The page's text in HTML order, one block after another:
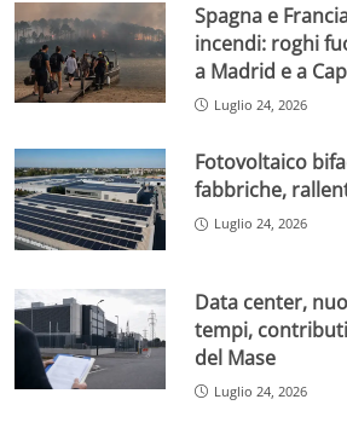
Spagna e
incendi: roghi
a Madrid e a
Luglio 24, 2026
Fotovoltaico
fabbriche,
Luglio 24, 2026
Data center,
tempi,
del Mase
Luglio 24, 2026